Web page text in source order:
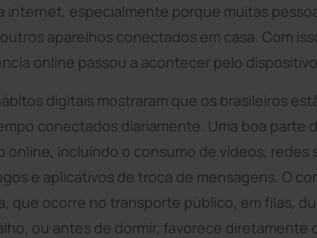
internet, especialmente porque muitas
aparelhos conectados em casa. Com
online passou a acontecer pelo
digitais mostraram que os brasileiros
conectados diariamente. Uma boa parte
incluindo o consumo de vídeos, redes
e aplicativos de troca de mensagens. O
que ocorre no transporte público, em filas,
ou antes de dormir, favorece diretamente